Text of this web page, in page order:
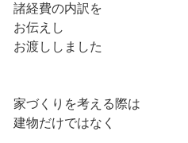
諸経費の内訳を
お伝えし
お渡ししました
家づくりを考える際は
建物だけではなく